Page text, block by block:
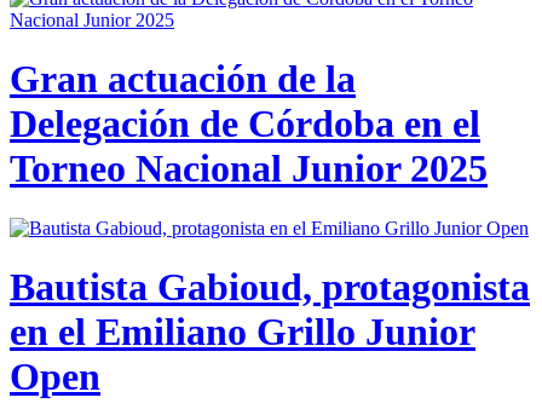
Gran actuación de la
Delegación de Córdoba en el
Torneo Nacional Junior 2025
Bautista Gabioud, protagonista
en el Emiliano Grillo Junior
Open